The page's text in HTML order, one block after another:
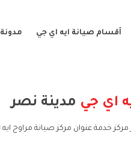
أقسام صيانة ايه اي جي
اي جي مدينة نصر
خدمة عنوان مركز صيانة مراوح